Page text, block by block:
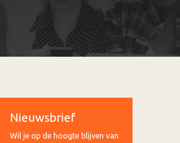
Nieuwsbrief
Wil je op de hoogte blijven van